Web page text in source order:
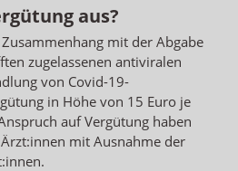
aus?
mit der Abgabe
zugelassenen antiviralen
von Covid-19-
in Höhe von 15 Euro je
auf Vergütung haben
mit Ausnahme der